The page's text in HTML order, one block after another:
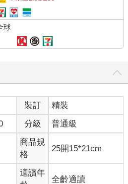
球
裝訂
精裝
分級 普通級
商品規
格
25開15*21cm
適讀年
全齡適讀